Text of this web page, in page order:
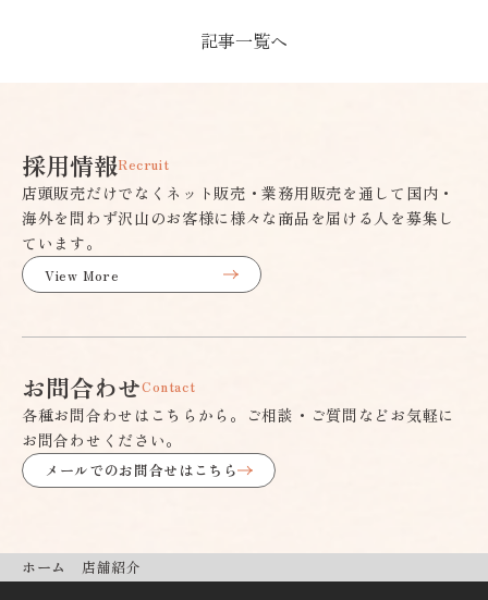
記事一覧へ
採用情報Recruit
店頭販売だけでなくネット販売・業務用販売を通して国内・
海外を問わず沢山のお客様に様々な商品を届ける人を募集し
ています。
View More
お問合わせContact
各種お問合わせはこちらから。ご相談・ご質問などお気軽に
お問合わせください。
メールでのお問合せはこちら
ホーム 店舗紹介